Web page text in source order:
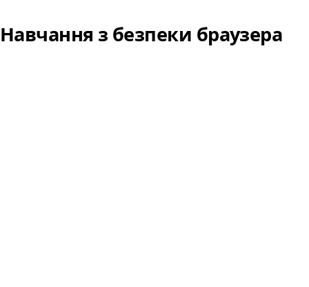
Навчання з безпеки браузера